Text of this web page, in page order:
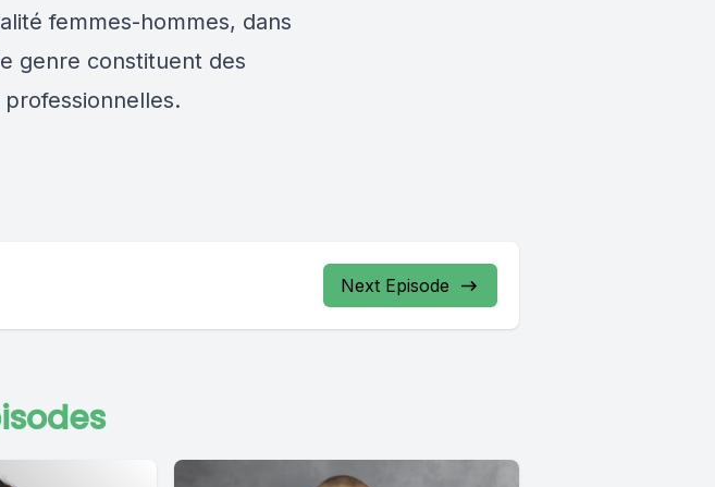
femmes-hommes, dans
genre constituent des
Next Episode